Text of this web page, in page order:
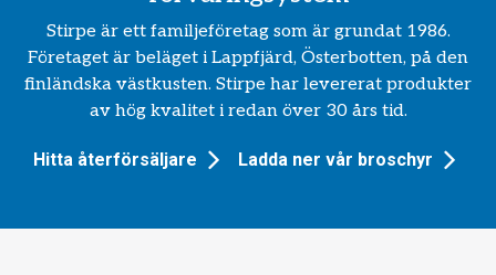
Stirpe är ett familjeföretag som är grundat 1986.
Företaget är beläget i Lappfjärd, Österbotten, på den
finländska västkusten. Stirpe har levererat produkter
av hög kvalitet i redan över 30 års tid.
Hitta återförsäljare Ladda ner vår broschyr